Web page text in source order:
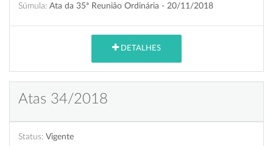
Súmula: Ata da 35ª Reunião Ordinária - 20/11/2018
DETALHES
Atas 34/2018
Status: Vigente